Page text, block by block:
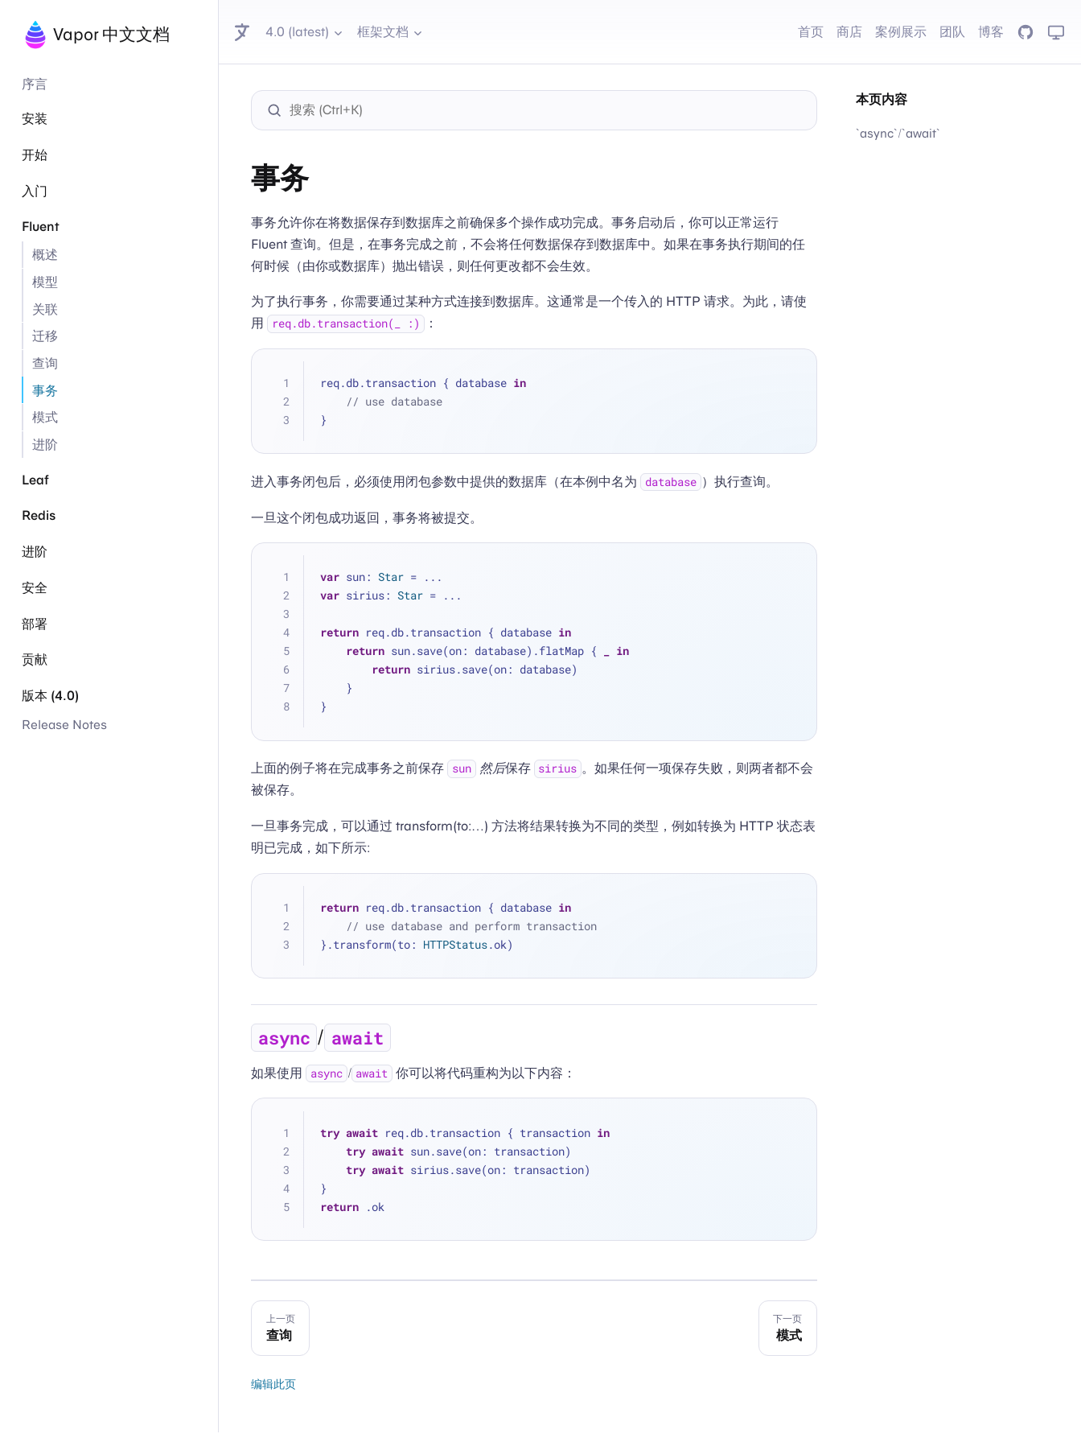
Vapor 中文文档
序言
安装
开始
入门
Fluent
概述
模型
关联
迁移
查询
事务
模式
进阶
Leaf
Redis
进阶
安全
部署
贡献
版本 (4.0)
Release Notes
4.0 (latest) 框架文档 首页 商店 案例展示 团队 博客 GitHub
事务
事务允许你在将数据保存到数据库之前确保多个操作成功完成。事务启动后，你可以正常运行
Fluent 查询。但是，在事务完成之前，不会将任何数据保存到数据库中。如果在事务执行期间的任
何时候（由你或数据库）抛出错误，则任何更改都不会生效。
为了执行事务，你需要通过某种方式连接到数据库。这通常是一个传入的 HTTP 请求。为此，请使
用
req.db.transaction(_ :) ：
req.db.transaction { database in
// use database
}
进入事务闭包后，必须使用闭包参数中提供的数据库（在本例中名为 database ）执行查询。
一旦这个闭包成功返回，事务将被提交。
var sun: Star =
...
var sirius: Star = ...
return req.db.transaction { database in
return sun.save(on: database).flatMap {
in
return sirius.save(on: database)
    }
}
上面的例子将在完成事务之前保存 sun 然后保存 sirius 。如果任何一项保存失败，则两者都不会
被保存。
一旦事务完成，可以通过 transform(to:…) 方法将结果转换为不同的类型，例如转换为 HTTP 状态表
明已完成，如下所示:
return req.db.transaction { database in
// use database and perform transaction
}.transform(to: HTTPStatus.ok)
async / await
如果使用 async / await 你可以将代码重构为以下内容：
try await req.db.transaction { transaction in
try await sun.save(on: transaction)
try await sirius.save(on: transaction)
}
return .ok
上一页
查询
下一页
模式
编辑此页
本页内容
`async`/`await`